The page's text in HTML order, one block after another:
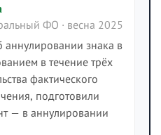
ФО · весна 2025
аннулировании знака в
в течение трёх
фактического
подготовили
— в аннулировании